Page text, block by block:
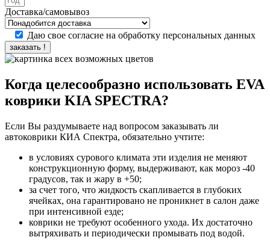
Доставка/самовывоз
Даю свое согласие на обработку персональных данных
заказать !
Когда целесообразно использовать EVA
коврики KIA SPECTRA?
Если Вы раздумываете над вопросом заказывать ли
автоковрики КИА Спектра, обязательно учтите:
в условиях сурового климата эти изделия не меняют
конструкционную форму, выдерживают, как мороз -40
градусов, так и жару в +50;
за счет того, что жидкость скапливается в глубоких
ячейках, она гарантировано не проникнет в салон даже
при интенсивной езде;
коврики не требуют особенного ухода. Их достаточно
вытряхивать и периодически промывать под водой.